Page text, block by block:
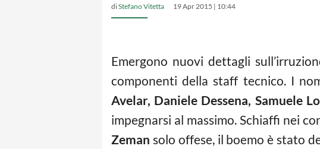
diStefano Vitetta 19 Apr 2015 | 10:44
Emergono nuovi dettagli
componenti della staff tecnico. I
Avelar, Daniele Dessena, Samuele
impegnarsi al massimo. Schiaffi nei
Zeman solo offese, il boemo è stato